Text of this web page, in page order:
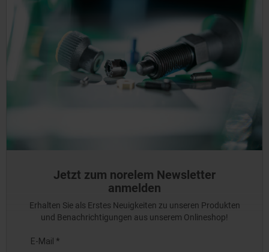
Jetzt zum norelem Newsletter
anmelden
Erhalten Sie als Erstes Neuigkeiten zu unseren Produkten
und Benachrichtigungen aus unserem Onlineshop!